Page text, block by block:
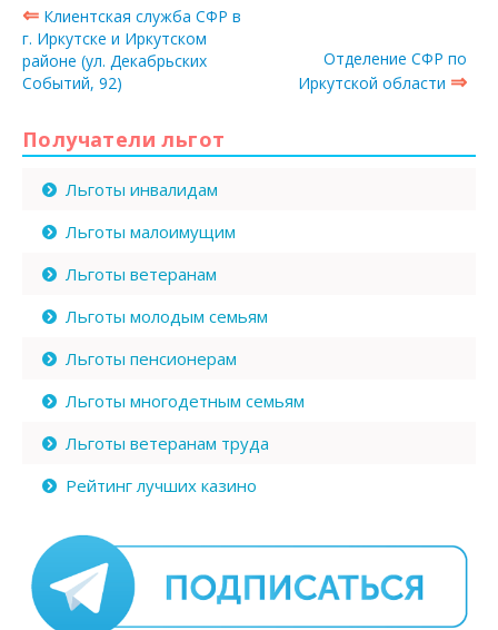
⇐ Клиентская служба СФР в
г. Иркутске и Иркутском
районе (ул. Декабрьских
Событий, 92)
Отделение СФР по
Иркутской области ⇒
Получатели льгот
Льготы инвалидам
Льготы малоимущим
Льготы ветеранам
Льготы молодым семьям
Льготы пенсионерам
Льготы многодетным семьям
Льготы ветеранам труда
Рейтинг лучших казино